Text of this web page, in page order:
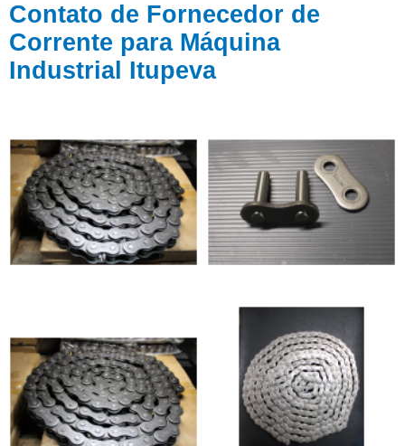
Contato de Fornecedor de
Corrente para Máquina
Industrial Itupeva